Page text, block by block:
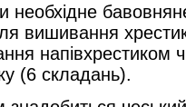
вишивання
напівхрестиком
(6 складань).